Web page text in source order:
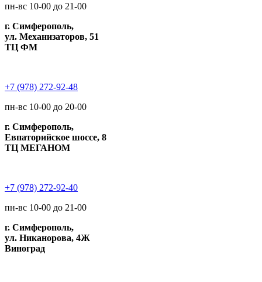
пн-вс 10-00 до 21-00
г. Симферополь,
ул. Механизаторов, 51
ТЦ ФМ
+7 (978) 272-92-48
пн-вс 10-00 до 20-00
г. Симферополь,
Евпаторийское шоссе, 8
ТЦ МЕГАНОМ
+7 (978) 272-92-40
пн-вс 10-00 до 21-00
г. Симферополь,
ул. Никанорова, 4Ж
Виноград